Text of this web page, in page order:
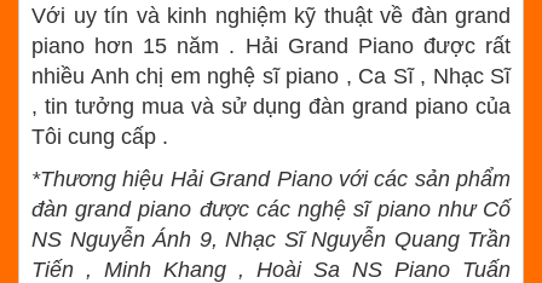
Với uy tín và kinh nghiệm kỹ thuật về đàn grand
piano hơn 15 năm . Hải Grand Piano được rất
nhiều Anh chị em nghệ sĩ piano , Ca Sĩ , Nhạc Sĩ
, tin tưởng mua và sử dụng đàn grand piano của
Tôi cung cấp .
*Thương hiệu Hải Grand Piano với các sản phẩm
đàn grand piano được các nghệ sĩ piano như Cố
NS Nguyễn Ánh 9, Nhạc Sĩ Nguyễn Quang Trần
Tiến , Minh Khang , Hoài Sa NS Piano Tuấn